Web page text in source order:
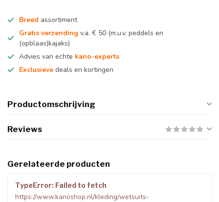
Breed assortiment
Gratis verzending v.a. € 50 (m.u.v. peddels en
(opblaas)kajaks)
Advies van echte kano-experts
Exclusieve deals en kortingen
Productomschrijving
Reviews
Gerelateerde producten
TypeError: Failed to fetch
https://www.kanoshop.nl/kleding/wetsuits-